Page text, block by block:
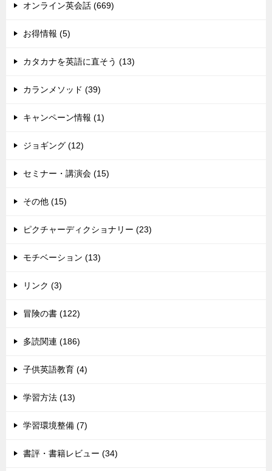
オンライン英会話 (669)
お得情報 (5)
カタカナを英語に直そう (13)
カランメソッド (39)
キャンペーン情報 (1)
ジョギング (12)
セミナー・講演会 (15)
その他 (15)
ピクチャーディクショナリー (23)
モチベーション (13)
リンク (3)
冒険の書 (122)
多読関連 (186)
子供英語教育 (4)
学習方法 (13)
学習環境整備 (7)
書評・書籍レビュー (34)